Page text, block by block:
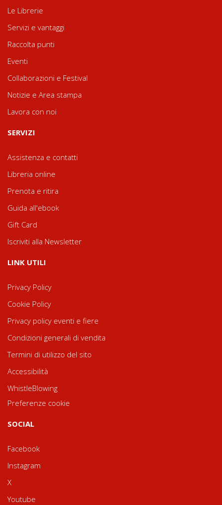
Le Librerie
Servizi e vantaggi
Raccolta punti
Eventi
Collaborazioni e Festival
Notizie e Area stampa
Lavora con noi
SERVIZI
Assistenza e contatti
Libreria online
Prenota e ritira
Guida all'ebook
Gift Card
Iscriviti alla Newsletter
LINK UTILI
Privacy Policy
Cookie Policy
Privacy policy eventi e fiere
Condizioni generali di vendita
Termini di utilizzo del sito
Accessibilità
WhistleBlowing
Preferenze cookie
SOCIAL
Facebook
Instagram
X
Youtube